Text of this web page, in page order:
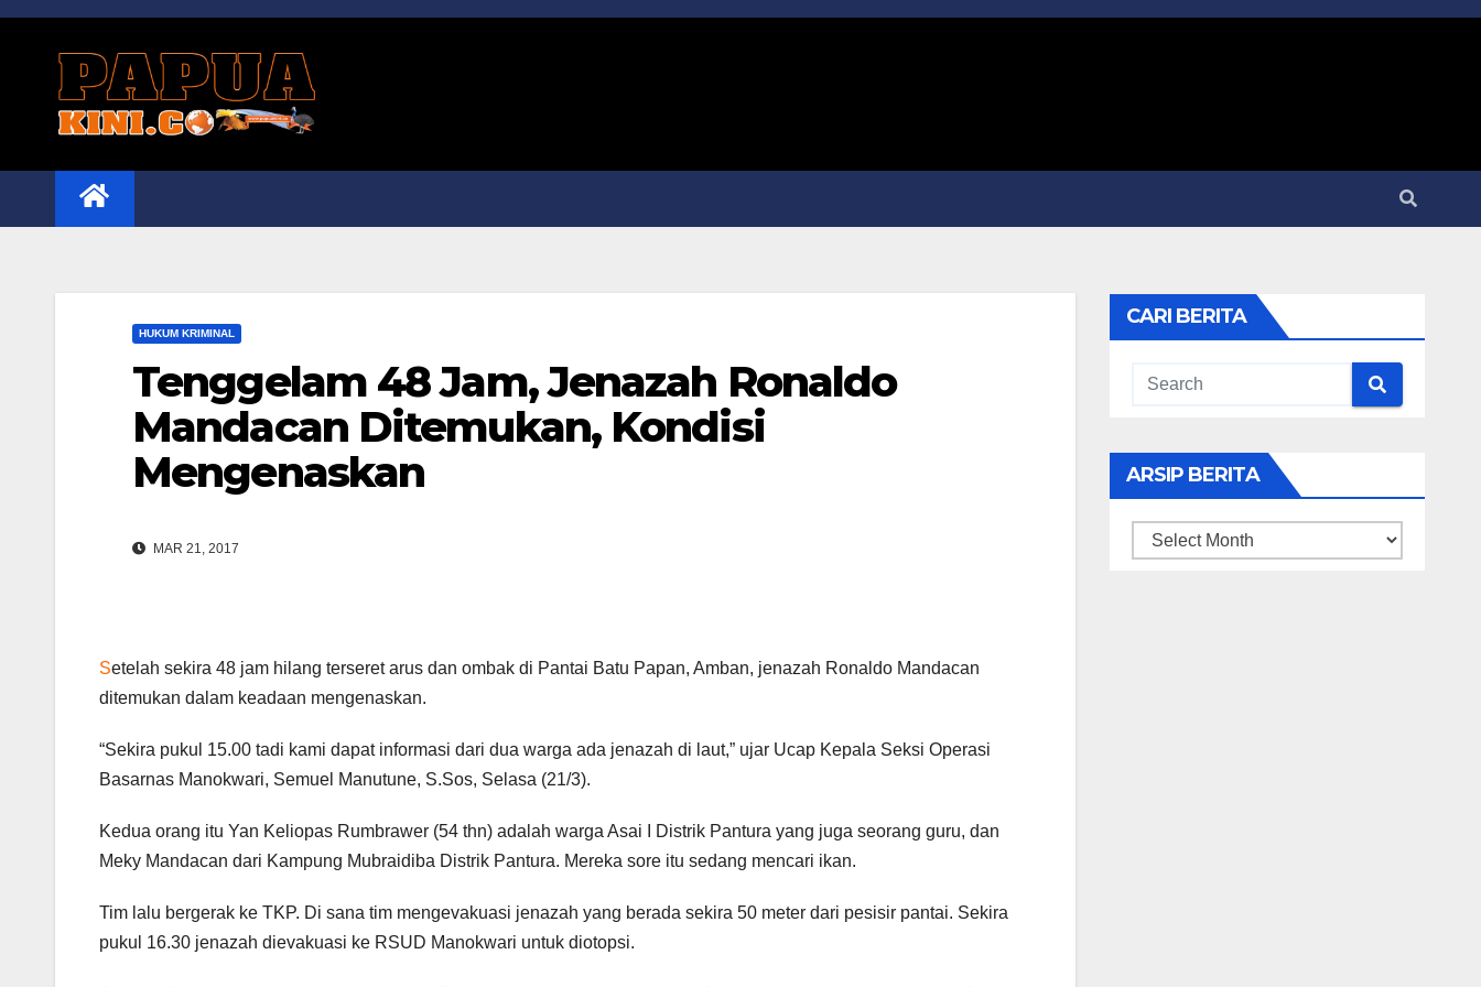
Skip
HUKUM KRIMINAL
Tenggelam 48 Jam, Jenazah Ronaldo
Mandacan Ditemukan, Kondisi
Mengenaskan
MAR 21, 2017
Setelah sekira 48 jam hilang terseret arus dan ombak di Pantai Batu Papan, Amban, jenazah Ronaldo Mandacan
ditemukan dalam keadaan mengenaskan.
“Sekira pukul 15.00 tadi kami dapat informasi dari dua warga ada jenazah di laut,” ujar Ucap Kepala Seksi Operasi
Basarnas Manokwari, Semuel Manutune, S.Sos, Selasa (21/3).
Kedua orang itu Yan Keliopas Rumbrawer (54 thn) adalah warga Asai I Distrik Pantura yang juga seorang guru, dan
Meky Mandacan dari Kampung Mubraidiba Distrik Pantura. Mereka sore itu sedang mencari ikan.
Tim lalu bergerak ke TKP. Di sana tim mengevakuasi jenazah yang berada sekira 50 meter dari pesisir pantai. Sekira
pukul 16.30 jenazah dievakuasi ke RSUD Manokwari untuk diotopsi.
CARI BERITA
ARSIP BERITA
ARSIP